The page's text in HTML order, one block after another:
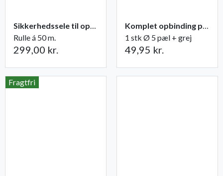
Sikkerhedssele til opbinding
Rulle á 50 m.
299,00 kr.
Komplet opbinding pæl + grej til træer
1 stk Ø 5 pæl + grej
49,95 kr.
Fragtfri